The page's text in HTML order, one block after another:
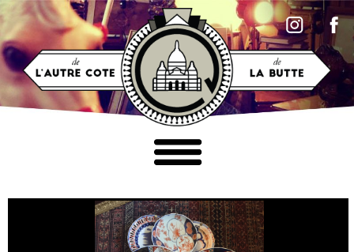
Accéder au contenu